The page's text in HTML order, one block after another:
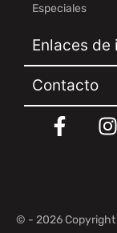
Especiales
Enlaces de
Contacto
© - 2026 Copyright